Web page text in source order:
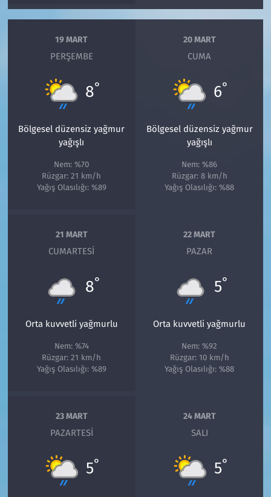
19 MART
PERŞEMBE
8°
Bölgesel düzensiz yağmur
yağışlı
Nem: %70
Rüzgar: 21 km/h
Yağış Olasılığı: %89
20 MART
CUMA
6°
Bölgesel düzensiz yağmur
yağışlı
Nem: %86
Rüzgar: 8 km/h
Yağış Olasılığı: %88
21 MART
CUMARTESI
8°
Orta kuvvetli yağmurlu
Nem: %74
Rüzgar: 21 km/h
Yağış Olasılığı: %89
22 MART
PAZAR
5°
Orta kuvvetli yağmurlu
Nem: %92
Rüzgar: 10 km/h
Yağış Olasılığı: %88
23 MART
PAZARTESI
5°
24 MART
SALI
5°